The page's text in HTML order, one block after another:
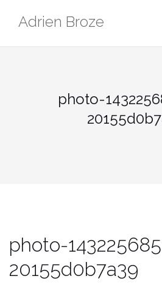
Adrien Broze
photo-
photo-
20155d0b7a39